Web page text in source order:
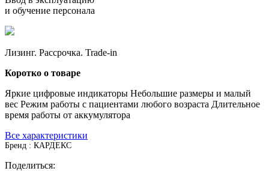
и обучение персонала
Лизинг. Рассрочка. Trade-in
Коротко о товаре
Яркие цифровые индикаторы Небольшие размеры и малый
вес Режим работы с пациентами любого возраста Длительное
время работы от аккумулятора
Все характеристики
Бренд : КАРДЕКС
Поделиться: